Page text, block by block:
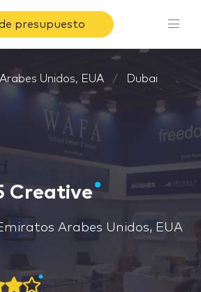
presupuesto
Unidos, EUA
Dubai
Creative
Arabes Unidos, EUA